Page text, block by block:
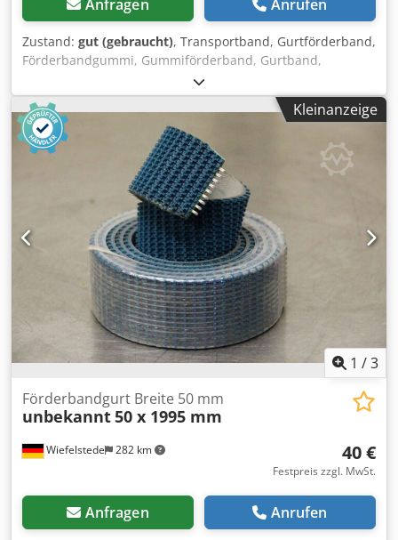
Anfragen Anrufen
Zustand: gut (gebraucht), Transportband, Gurtförderband,
Förderbandgummi, Gummiförderband, Gurtband,
Flachriemen, Antriebsriemen -Breite: 50 mm -Länge: 4620
mm -Preis: pro Stück -Anzahl: 12 Stück -Abmessungen:
260/210/H50 mm -Gewicht: 1,7 kg/Stück Cjdjf Ry Rkopfx Am
Tjha
Kleinanzeige
1 /3
Wiefelstede 282 km
Förderbandgurt Breite 50 mm
unbekannt50 x 1995 mm
40 €
Festpreis zzgl. MwSt.
Anfragen Anrufen